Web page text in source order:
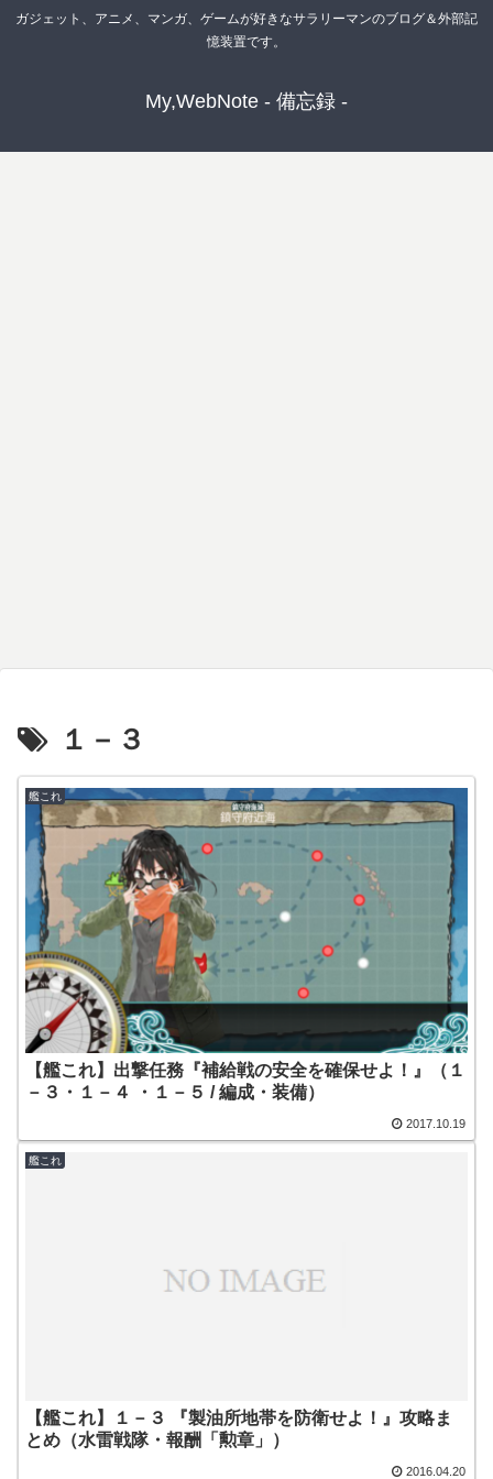
ガジェット、アニメ、マンガ、ゲームが好きなサラリーマンのブログ＆外部記
憶装置です。
My,WebNote - 備忘録 -
１－３
艦これ
【艦これ】出撃任務『補給戦の安全を確保せよ！』（１
－３・１－４ ・１－５ / 編成・装備）
2017.10.19
艦これ
【艦これ】１－３ 『製油所地帯を防衛せよ！』攻略ま
とめ（水雷戦隊・報酬「勲章」）
2016.04.20